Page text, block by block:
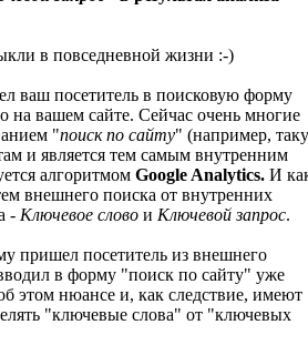
в повседневной жизни :-)
ваш посетитель в поисковую форму
на вашем сайте. Сейчас очень многие
"поиск по сайту" (например,
и является тем самым внутренним
алгоритмом Google Analytics. И
внешнего поиска от внутренних
- Ключевое слово и Ключевой запрос.
пришел посетитель из внешнего
в форму "поиск по сайту" уже
этом нюансе и, как следствие, имеют
"ключевые слова" от "ключевых